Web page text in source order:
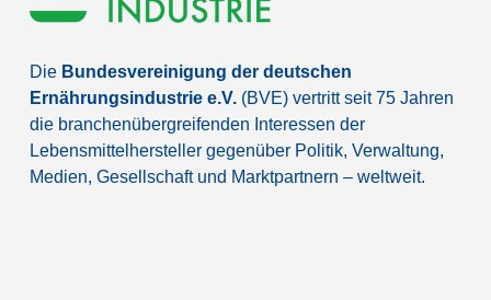
Die Bundesvereinigung der deutschen
Ernährungsindustrie e.V. (BVE) vertritt seit 75 Jahren
die branchenübergreifenden Interessen der
Lebensmittelhersteller gegenüber Politik, Verwaltung,
Medien, Gesellschaft und Marktpartnern – weltweit.